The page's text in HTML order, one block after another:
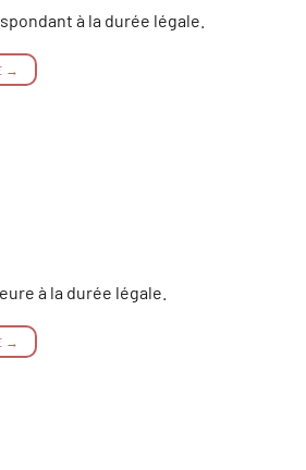
à la durée légale.
→
à la durée légale.
→